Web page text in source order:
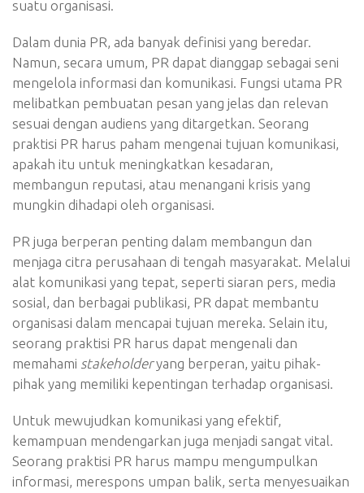
suatu organisasi.
Dalam dunia PR, ada banyak definisi yang beredar.
Namun, secara umum, PR dapat dianggap sebagai seni
mengelola informasi dan komunikasi. Fungsi utama PR
melibatkan pembuatan pesan yang jelas dan relevan
sesuai dengan audiens yang ditargetkan. Seorang
praktisi PR harus paham mengenai tujuan komunikasi,
apakah itu untuk meningkatkan kesadaran,
membangun reputasi, atau menangani krisis yang
mungkin dihadapi oleh organisasi.
PR juga berperan penting dalam membangun dan
menjaga citra perusahaan di tengah masyarakat. Melalui
alat komunikasi yang tepat, seperti siaran pers, media
sosial, dan berbagai publikasi, PR dapat membantu
organisasi dalam mencapai tujuan mereka. Selain itu,
seorang praktisi PR harus dapat mengenali dan
memahami stakeholderyang berperan, yaitu pihak-
pihak yang memiliki kepentingan terhadap organisasi.
Untuk mewujudkan komunikasi yang efektif,
kemampuan mendengarkan juga menjadi sangat vital.
Seorang praktisi PR harus mampu mengumpulkan
informasi, merespons umpan balik, serta menyesuaikan